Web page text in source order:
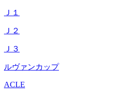
Ｊ１
Ｊ２
Ｊ３
ルヴァンカップ
ACLE